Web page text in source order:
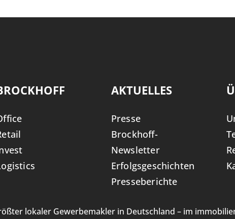
AKTUELLES
Presse
Brockhoff-
Newsletter
Erfolgsgeschichten
Presseberichte
lokaler Gewerbemakler in Deutschland – im